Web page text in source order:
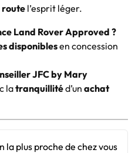
route l’esprit léger.
Land Rover Approved ?
disponiblesen concession
JFC by Mary
latranquillitéd’un achat
la plus proche de chez vous